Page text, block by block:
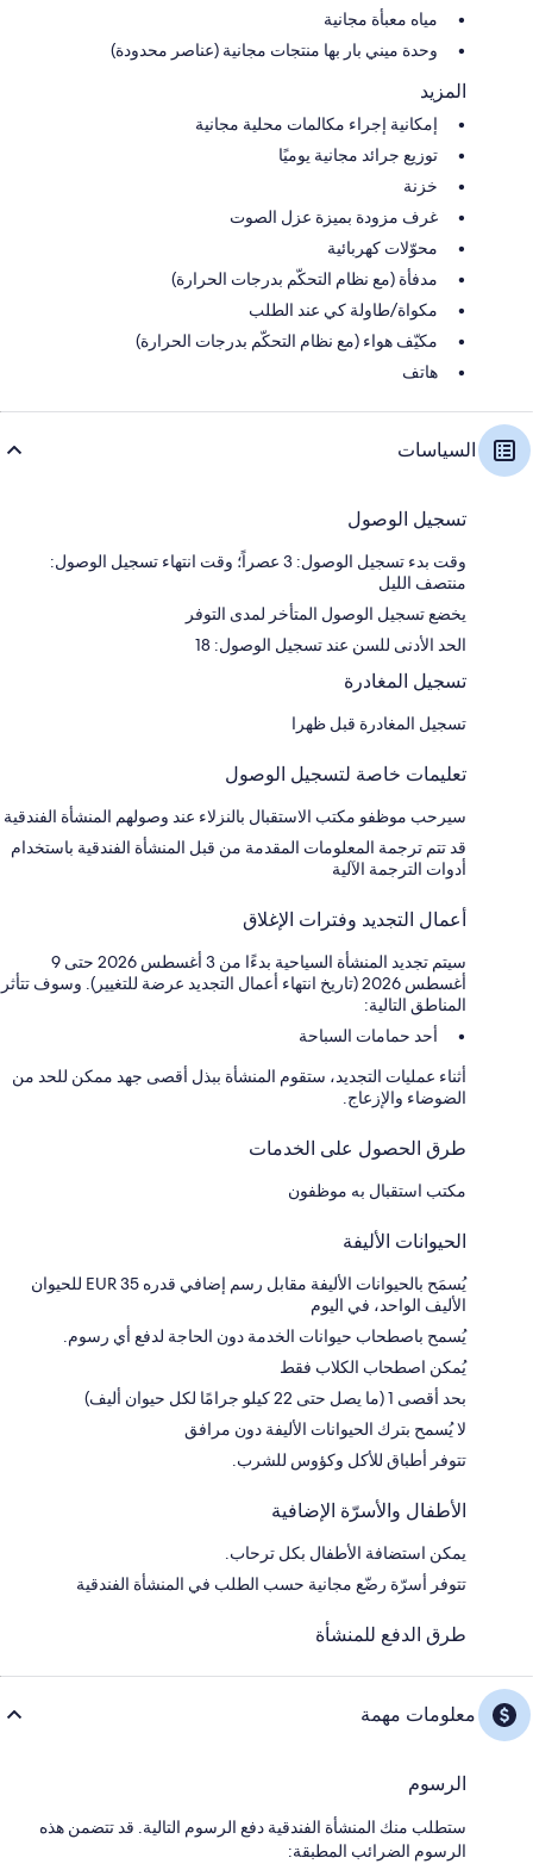
مياه معبأة مجانية
وحدة ميني بار بها منتجات مجانية (عناصر محدودة)
المزيد
إمكانية إجراء مكالمات محلية مجانية
توزيع جرائد مجانية يوميًا
خزنة
غرف مزودة بميزة عزل الصوت
محوّلات كهربائية
مدفأة (مع نظام التحكّم بدرجات الحرارة)
مكواة/طاولة كي عند الطلب
مكيّف هواء (مع نظام التحكّم بدرجات الحرارة)
هاتف
السياسات
تسجيل الوصول
وقت بدء تسجيل الوصول: 3 عصراً؛ وقت انتهاء تسجيل الوصول:
منتصف الليل
يخضع تسجيل الوصول المتأخر لمدى التوفر
الحد الأدنى للسن عند تسجيل الوصول: 18
تسجيل المغادرة
تسجيل المغادرة قبل ظهرا
تعليمات خاصة لتسجيل الوصول
سيرحب موظفو مكتب الاستقبال بالنزلاء عند وصولهم المنشأة الفندقية
قد تتم ترجمة المعلومات المقدمة من قبل المنشأة الفندقية باستخدام
أدوات الترجمة الآلية
أعمال التجديد وفترات الإغلاق
سيتم تجديد المنشأة السياحية بدءًا من 3 أغسطس 2026 حتى 9
أغسطس 2026 (تاريخ انتهاء أعمال التجديد عرضة للتغيير). وسوف تتأثر
المناطق التالية:
أحد حمامات السباحة
أثناء عمليات التجديد، ستقوم المنشأة ببذل أقصى جهد ممكن للحد من
الضوضاء والإزعاج.
طرق الحصول على الخدمات
مكتب استقبال به موظفون
الحيوانات الأليفة
يُسمَح بالحيوانات الأليفة مقابل رسم إضافي قدره EUR 35 للحيوان
الأليف الواحد، في اليوم
يُسمح باصطحاب حيوانات الخدمة دون الحاجة لدفع أي رسوم.
يُمكن اصطحاب الكلاب فقط
بحد أقصى 1 (ما يصل حتى 22 كيلو جرامًا لكل حيوان أليف)
لا يُسمح بترك الحيوانات الأليفة دون مرافق
تتوفر أطباق للأكل وكؤوس للشرب.
الأطفال والأسرّة الإضافية
يمكن استضافة الأطفال بكل ترحاب.
تتوفر أسرّة رضّع مجانية حسب الطلب في المنشأة الفندقية
طرق الدفع للمنشأة
معلومات مهمة
الرسوم
ستطلب منك المنشأة الفندقية دفع الرسوم التالية. قد تتضمن هذه
الرسوم الضرائب المطبقة: